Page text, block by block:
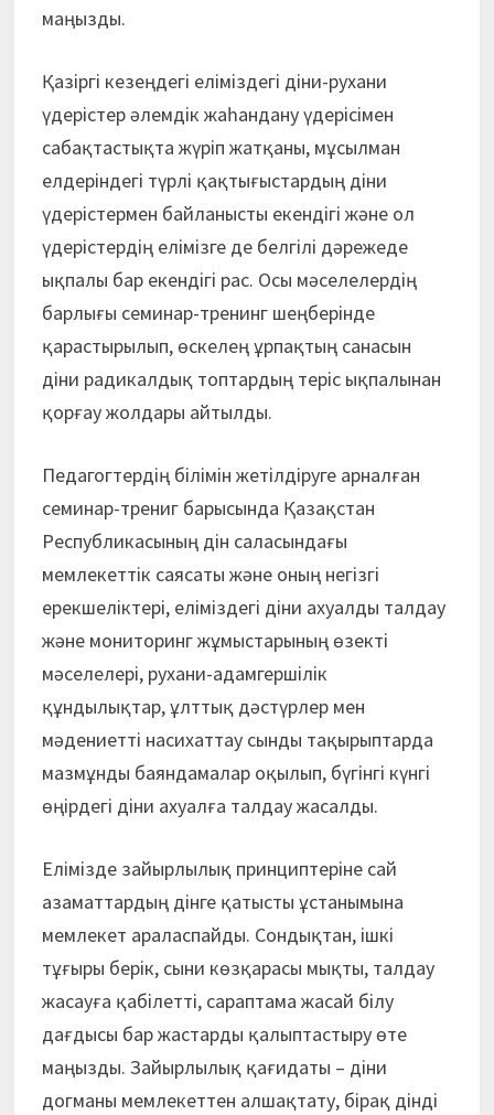
маңызды.
Қазіргі кезеңдегі еліміздегі діни-рухани
үдерістер әлемдік жаһандану үдерісімен
сабақтастықта жүріп жатқаны, мұсылман
елдеріндегі түрлі қақтығыстардың діни
үдерістермен байланысты екендігі және ол
үдерістердің елімізге де белгілі дәрежеде
ықпалы бар екендігі рас. Осы мәселелердің
барлығы семинар-тренинг шеңберінде
қарастырылып, өскелең ұрпақтың санасын
діни радикалдық топтардың теріс ықпалынан
қорғау жолдары айтылды.
Педагогтердің білімін жетілдіруге арналған
семинар-трениг барысында Қазақстан
Республикасының дін саласындағы
мемлекеттік саясаты және оның негізгі
ерекшеліктері, еліміздегі діни ахуалды талдау
және мониторинг жұмыстарының өзекті
мәселелері, рухани-адамгершілік
құндылықтар, ұлттық дәстүрлер мен
мәдениетті насихаттау сынды тақырыптарда
мазмұнды баяндамалар оқылып, бүгінгі күнгі
өңірдегі діни ахуалға талдау жасалды.
Елімізде зайырлылық принциптеріне сай
азаматтардың дінге қатысты ұстанымына
мемлекет араласпайды. Сондықтан, ішкі
тұғыры берік, сыни көзқарасы мықты, талдау
жасауға қабілетті, сараптама жасай білу
дағдысы бар жастарды қалыптастыру өте
маңызды. Зайырлылық қағидаты – діни
догманы мемлекеттен алшақтату, бірақ дінді